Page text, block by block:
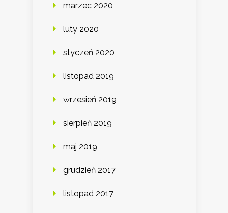
marzec 2020
luty 2020
styczeń 2020
listopad 2019
wrzesień 2019
sierpień 2019
maj 2019
grudzień 2017
listopad 2017